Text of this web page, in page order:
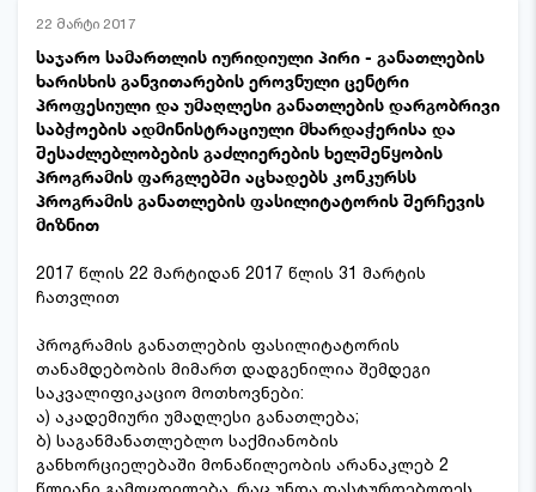
22 მარტი 2017
საჯარო სამართლის იურიდიული პირი - განათლების
ხარისხის განვითარების ეროვნული ცენტრი
პროფესიული და უმაღლესი განათლების დარგობრივი
საბჭოების ადმინისტრაციული მხარდაჭერისა და
შესაძლებლობების გაძლიერების ხელშეწყობის
პროგრამის ფარგლებში აცხადებს კონკურსს
პროგრამის განათლების ფასილიტატორის შერჩევის
მიზნით
2017 წლის 22 მარტიდან 2017 წლის 31 მარტის
ჩათვლით
პროგრამის განათლების ფასილიტატორის
თანამდებობის მიმართ დადგენილია შემდეგი
საკვალიფიკაციო მოთხოვნები:
ა) აკადემიური უმაღლესი განათლება;
ბ) საგანმანათლებლო საქმიანობის
განხორციელებაში მონაწილეობის არანაკლებ 2
წლიანი გამოცდილება, რაც უნდა დასტურდებოდეს